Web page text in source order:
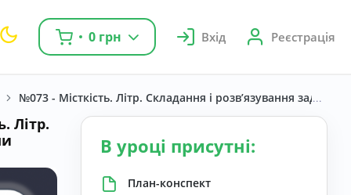
0 грн Вхід Реєстрація
№073 - Місткість. Літр. Складання і розв’язування задач
Літр.
В уроці присутні:
План-конспект